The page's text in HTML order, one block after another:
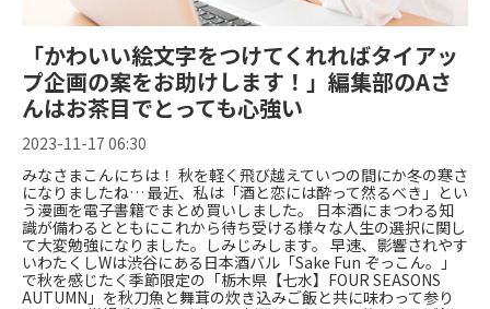
「かわいい絵文字をつけてくれればタイアッ
プ企画の案をお助けします！」編集部のAさ
んはお茶目でとっても心強い
2023-11-17 06:30
みなさまこんにちは！ 秋を軽く飛び越えていつの間にか冬の寒さ
になりましたね… 最近、私は「酒と恋には酔って然るべき」とい
う漫画を電子書籍でまとめ買いしました。 日本酒にまつわる知
識が備わるとともにこれから待ち受ける様々な人生の選択に関し
て大変勉強になりました。しみじみします。 早速、影響されやす
いわたくしWは渋谷にある日本酒バル「Sake Fun ぞっこん。」
で秋を感じたく季節限定の「栃木県【七水】FOUR SEASONS
AUTUMN」を秋刀魚と舞茸の炊き込みご飯と共に味わって参り